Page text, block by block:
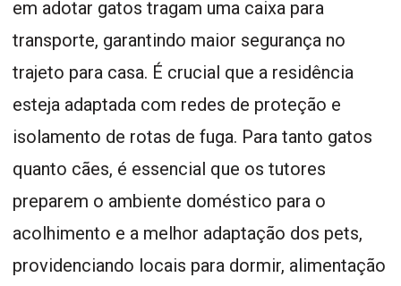
em adotar gatos tragam uma caixa para
transporte, garantindo maior segurança no
trajeto para casa. É crucial que a residência
esteja adaptada com redes de proteção e
isolamento de rotas de fuga. Para tanto gatos
quanto cães, é essencial que os tutores
preparem o ambiente doméstico para o
acolhimento e a melhor adaptação dos pets,
providenciando locais para dormir, alimentação